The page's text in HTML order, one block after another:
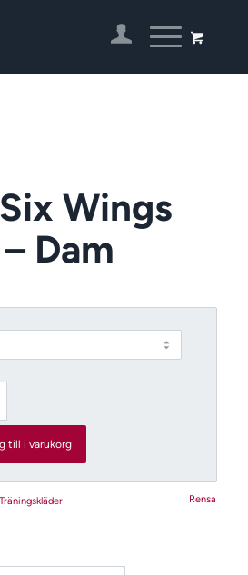
Wings
Dam
Rensa
till i varukorg
Träningskläder